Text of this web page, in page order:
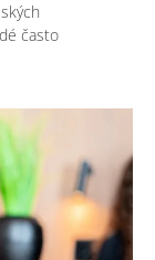
často